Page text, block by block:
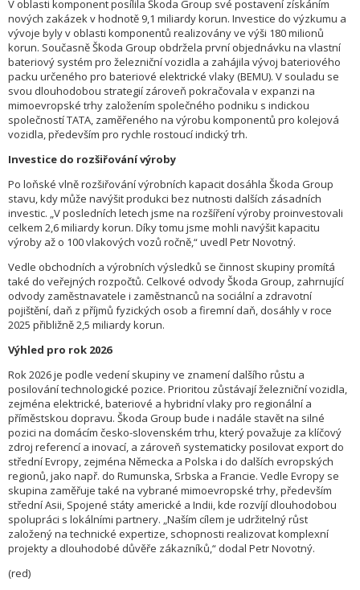
V oblasti komponent posílila Škoda Group své postavení získáním
nových zakázek v hodnotě 9,1 miliardy korun. Investice do výzkumu a
vývoje byly v oblasti komponentů realizovány ve výši 180 milionů
korun. Současně Škoda Group obdržela první objednávku na vlastní
bateriový systém pro železniční vozidla a zahájila vývoj bateriového
packu určeného pro bateriové elektrické vlaky (BEMU). V souladu se
svou dlouhodobou strategií zároveň pokračovala v expanzi na
mimoevropské trhy založením společného podniku s indickou
společností TATA, zaměřeného na výrobu komponentů pro kolejová
vozidla, především pro rychle rostoucí indický trh.
Investice do rozšiřování výroby
Po loňské vlně rozšiřování výrobních kapacit dosáhla Škoda Group
stavu, kdy může navýšit produkci bez nutnosti dalších zásadních
investic. „V posledních letech jsme na rozšíření výroby proinvestovali
celkem 2,6 miliardy korun. Díky tomu jsme mohli navýšit kapacitu
výroby až o 100 vlakových vozů ročně,“ uvedl Petr Novotný.
Vedle obchodních a výrobních výsledků se činnost skupiny promítá
také do veřejných rozpočtů. Celkové odvody Škoda Group, zahrnující
odvody zaměstnavatele i zaměstnanců na sociální a zdravotní
pojištění, daň z příjmů fyzických osob a firemní daň, dosáhly v roce
2025 přibližně 2,5 miliardy korun.
Výhled pro rok 2026
Rok 2026 je podle vedení skupiny ve znamení dalšího růstu a
posilování technologické pozice. Prioritou zůstávají železniční vozidla,
zejména elektrické, bateriové a hybridní vlaky pro regionální a
příměstskou dopravu. Škoda Group bude i nadále stavět na silné
pozici na domácím česko-slovenském trhu, který považuje za klíčový
zdroj referencí a inovací, a zároveň systematicky posilovat export do
střední Evropy, zejména Německa a Polska i do dalších evropských
regionů, jako např. do Rumunska, Srbska a Francie. Vedle Evropy se
skupina zaměřuje také na vybrané mimoevropské trhy, především
střední Asii, Spojené státy americké a Indii, kde rozvíjí dlouhodobou
spolupráci s lokálními partnery. „Naším cílem je udržitelný růst
založený na technické expertize, schopnosti realizovat komplexní
projekty a dlouhodobé důvěře zákazníků,“ dodal Petr Novotný.
(red)